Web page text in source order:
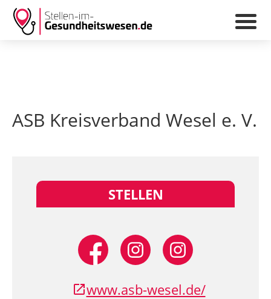
ASB Kreisverband Wesel e. V.
STELLEN
www.asb-wesel.de/